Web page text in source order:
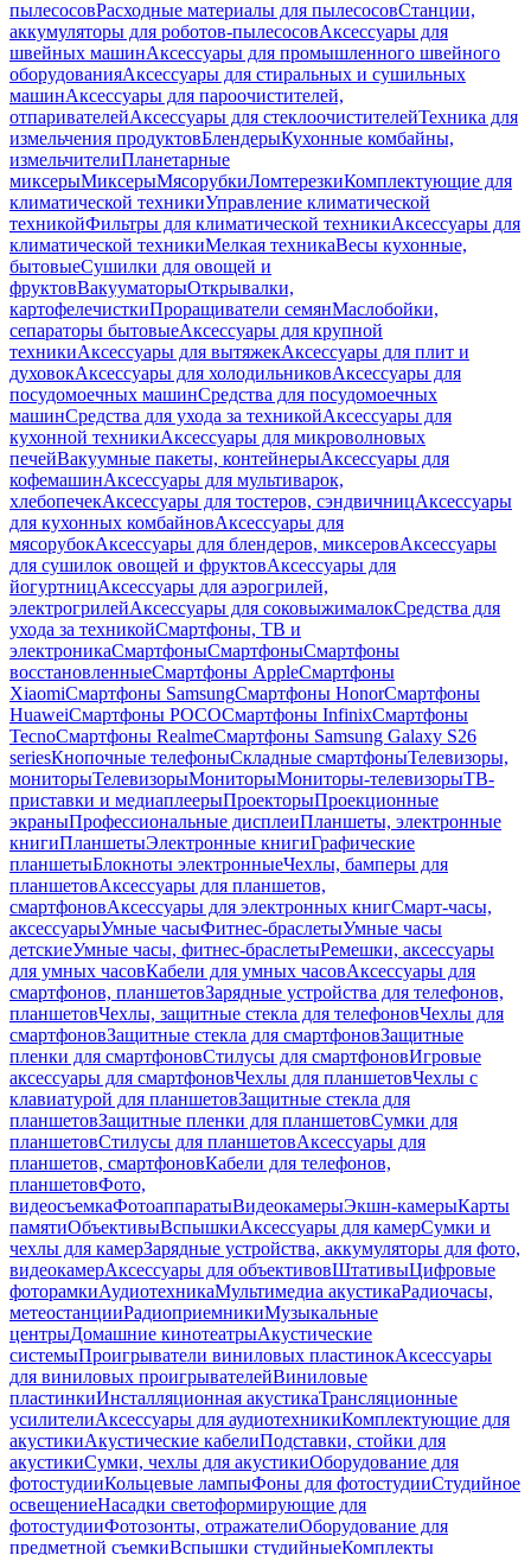
пылесосовРасходные материалы для пылесосовСтанции,
аккумуляторы для роботов-пылесосовАксессуары для
швейных машинАксессуары для промышленного швейного
оборудованияАксессуары для стиральных и сушильных
машинАксессуары для пароочистителей,
отпаривателейАксессуары для стеклоочистителейТехника для
измельчения продуктовБлендерыКухонные комбайны,
измельчителиПланетарные
миксерыМиксерыМясорубкиЛомтерезкиКомплектующие для
климатической техникиУправление климатической
техникойФильтры для климатической техникиАксессуары для
климатической техникиМелкая техникаВесы кухонные,
бытовыеСушилки для овощей и
фруктовВакууматорыОткрывалки,
картофелечисткиПроращиватели семянМаслобойки,
сепараторы бытовыеАксессуары для крупной
техникиАксессуары для вытяжекАксессуары для плит и
духовокАксессуары для холодильниковАксессуары для
посудомоечных машинСредства для посудомоечных
машинСредства для ухода за техникойАксессуары для
кухонной техникиАксессуары для микроволновых
печейВакуумные пакеты, контейнерыАксессуары для
кофемашинАксессуары для мультиварок,
хлебопечекАксессуары для тостеров, сэндвичницАксессуары
для кухонных комбайновАксессуары для
мясорубокАксессуары для блендеров, миксеровАксессуары
для сушилок овощей и фруктовАксессуары для
йогуртницАксессуары для аэрогрилей,
электрогрилейАксессуары для соковыжималокСредства для
ухода за техникойСмартфоны, ТВ и
электроникаСмартфоныСмартфоныСмартфоны
восстановленныеСмартфоны AppleСмартфоны
XiaomiСмартфоны SamsungСмартфоны HonorСмартфоны
HuaweiСмартфоны POCOСмартфоны InfinixСмартфоны
TecnoСмартфоны RealmeСмартфоны Samsung Galaxy S26
seriesКнопочные телефоныСкладные смартфоныТелевизоры,
мониторыТелевизорыМониторыМониторы-телевизорыТВ-
приставки и медиаплеерыПроекторыПроекционные
экраныПрофессиональные дисплеиПланшеты, электронные
книгиПланшетыЭлектронные книгиГрафические
планшетыБлокноты электронныеЧехлы, бамперы для
планшетовАксессуары для планшетов,
смартфоновАксессуары для электронных книгСмарт-часы,
аксессуарыУмные часыФитнес-браслетыУмные часы
детскиеУмные часы, фитнес-браслетыРемешки, аксессуары
для умных часовКабели для умных часовАксессуары для
смартфонов, планшетовЗарядные устройства для телефонов,
планшетовЧехлы, защитные стекла для телефоновЧехлы для
смартфоновЗащитные стекла для смартфоновЗащитные
пленки для смартфоновСтилусы для смартфоновИгровые
аксессуары для смартфоновЧехлы для планшетовЧехлы с
клавиатурой для планшетовЗащитные стекла для
планшетовЗащитные пленки для планшетовСумки для
планшетовСтилусы для планшетовАксессуары для
планшетов, смартфоновКабели для телефонов,
планшетовФото,
видеосъемкаФотоаппаратыВидеокамерыЭкшн-камерыКарты
памятиОбъективыВспышкиАксессуары для камерСумки и
чехлы для камерЗарядные устройства, аккумуляторы для фото,
видеокамерАксессуары для объективовШтативыЦифровые
фоторамкиАудиотехникаМультимедиа акустикаРадиочасы,
метеостанцииРадиоприемникиМузыкальные
центрыДомашние кинотеатрыАкустические
системыПроигрыватели виниловых пластинокАксессуары
для виниловых проигрывателейВиниловые
пластинкиИнсталляционная акустикаТрансляционные
усилителиАксессуары для аудиотехникиКомплектующие для
акустикиАкустические кабелиПодставки, стойки для
акустикиСумки, чехлы для акустикиОборудование для
фотостудииКольцевые лампыФоны для фотостудииСтудийное
освещениеНасадки светоформирующие для
фотостудииФотозонты, отражателиОборудование для
предметной съемкиВспышки студийныеКомплекты